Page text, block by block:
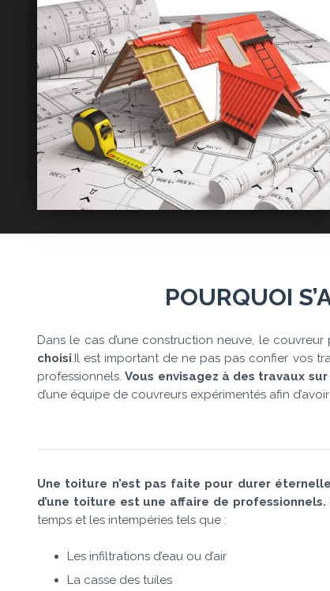
POURQUOI
Dans le cas d’une construction neuve, le couvreur
choisi.Il est important de ne pas pas confier vos
professionnels.Vous envisagez à des travaux
d’une équipe de couvreurs expérimentés afin
Une toiture n’est pas faite pour durer
d’une toiture est une affaire de professionnels.
temps et les intempéries tels que :
Les infiltrations d’eau ou d’air
La casse des tuiles